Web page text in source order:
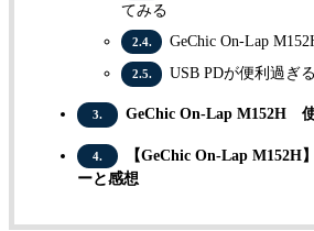
てみる
2.4. GeChic On-Lap
2.5. USB PDが便利過ぎる
3. GeChic On-Lap M152H
4.
【GeChic On-Lap M152H
ーと感想